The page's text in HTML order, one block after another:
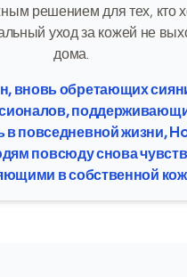
решением для тех, кто
уход за кожей не
дома.
вновь обретающих
в повседневной жизни,
повсюду снова
в собственной